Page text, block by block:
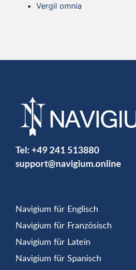
Vergil omnia
Tel: +49 241 513880
support@navigium.online
Navigium für Englisch
Navigium für Französisch
Navigium für Latein
Navigium für Spanisch